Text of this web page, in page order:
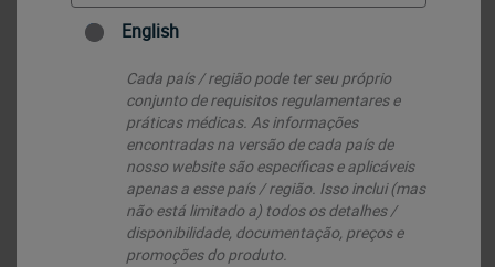
English
Cada país / região pode ter seu próprio
conjunto de requisitos regulamentares e
práticas médicas. As informações
encontradas na versão de cada país de
nosso website são específicas e aplicáveis ​​
apenas a esse país / região. Isso inclui (mas
não está limitado a) todos os detalhes /
disponibilidade, documentação, preços e
promoções do produto.
Parafina para meio de inclusão EM-400